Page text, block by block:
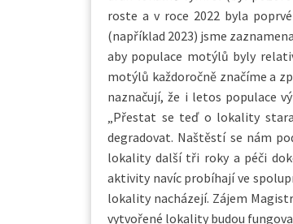
roste a v roce 2022 byla
(například 2023) jsme
aby populace motýlů byly
motýlů každoročně značíme a
naznačují, že i letos populace
„Přestat se teď o lokality
degradovat. Naštěstí se nám
lokality další tři roky a péči
aktivity navíc probíhají ve
lokality nacházejí. Zájem
vytvořené lokality budou